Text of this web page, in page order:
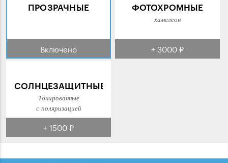
ПРОЗРАЧНЫЕ
Включено
ФОТОХРОМНЫЕ
хамелеон
+ 3000 ₽
СОЛНЦЕЗАЩИТНЫЕ
Тонированные
с поляризацией
+ 1500 ₽